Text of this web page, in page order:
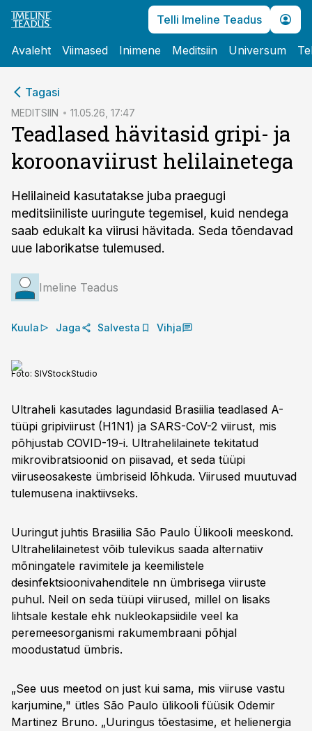
Telli Imeline Teadus
Avaleht Viimased Inimene Meditsiin Universum
Tagasi
MEDITSIIN 11.05.26, 17:47
Teadlased hävitasid gripi- ja
koroonaviirust helilainetega
Helilaineid kasutatakse juba praegugi
meditsiiniliste uuringute tegemisel, kuid nendega
saab edukalt ka viirusi hävitada. Seda tõendavad
uue laborikatse tulemused.
Imeline Teadus
Kuula Jaga Salvesta Vihja
Foto: SIVStockStudio
Ultraheli kasutades lagundasid Brasiilia teadlased A-
tüüpi gripiviirust (H1N1) ja SARS-CoV-2 viirust, mis
põhjustab COVID-19-i. Ultrahelilainete tekitatud
mikrovibratsioonid on piisavad, et seda tüüpi
viiruseosakeste ümbriseid lõhkuda. Viirused muutuvad
tulemusena inaktiivseks.
Uuringut juhtis Brasiilia São Paulo Ülikooli meeskond.
Ultrahelilainetest võib tulevikus saada alternatiiv
mõningatele ravimitele ja keemilistele
desinfektsioonivahenditele nn ümbrisega viiruste
puhul. Neil on seda tüüpi viirused, millel on lisaks
lihtsale kestale ehk nukleokapsiidile veel ka
peremeesorganismi rakumembraani põhjal
moodustatud ümbris.
„See uus meetod on just kui sama, mis viiruse vastu
karjumine," ütles São Paulo ülikooli füüsik Odemir
Martinez Bruno. „Uuringus tõestasime, et helienergia